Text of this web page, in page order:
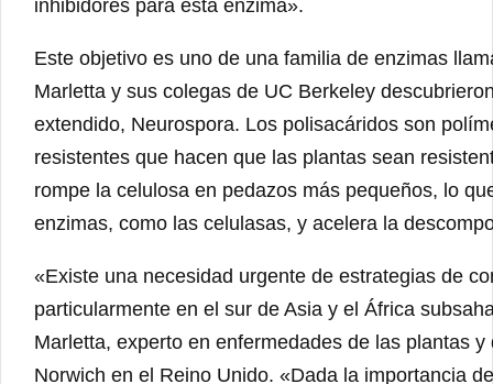
inhibidores para esta enzima».
Este objetivo es uno de una familia de enzimas
Marletta y sus colegas de UC Berkeley
extendido, Neurospora. Los polisacáridos son
resistentes que hacen que las plantas sean
rompe la celulosa en pedazos más pequeños, lo
enzimas, como las celulasas, y acelera la
«Existe una necesidad urgente de estrategias de
particularmente en el sur de Asia y el África
Marletta, experto en enfermedades de las plantas
Norwich en el Reino Unido. «Dada la importancia